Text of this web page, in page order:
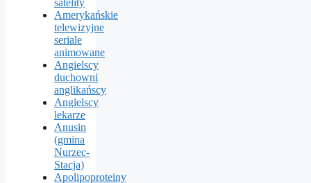
satelity
Amerykańskie
telewizyjne
seriale
animowane
Angielscy
duchowni
anglikańscy
Angielscy
lekarze
Anusin
(gmina
Nurzec-
Stacja)
Apolipoproteiny